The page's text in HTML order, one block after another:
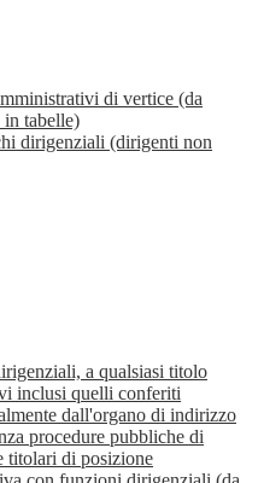
di vertice (da
in tabelle)
dirigenziali (dirigenti non
a qualsiasi titolo
inclusi quelli conferiti
dall'organo di indirizzo
procedure pubbliche di
titolari di posizione